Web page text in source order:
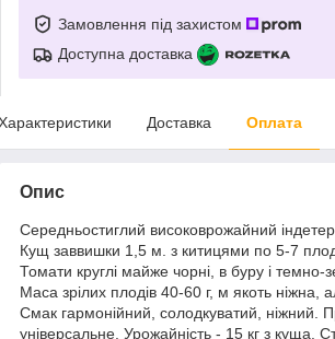
Замовлення під захистом
Доступна доставка
Доставка Оплата
Опис
Середньостиглий високоврожайний
Кущ заввишки 1,5 м. з китицями по 5-7
Томати круглі майже чорні, в буру і темно-
Маса зрілих плодів 40-60 г, м якоть ніжна,
Смак гармонійний, солодкуватий, ніжний.
універсальне. Урожайність - 15 кг з куща.